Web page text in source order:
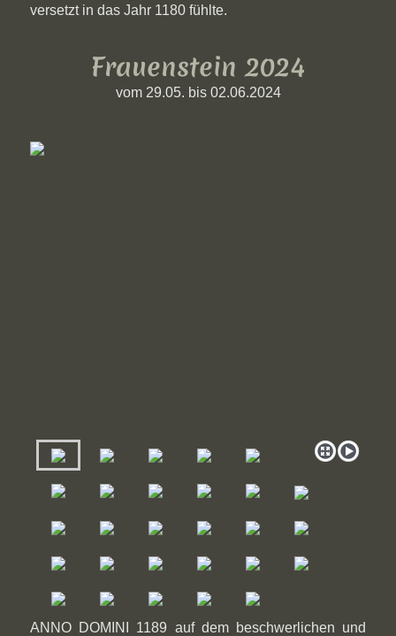
versetzt in das Jahr 1180 fühlte.
Frauenstein 2024
vom 29.05. bis 02.06.2024
ANNO DOMINI 1189 auf dem beschwerlichen und